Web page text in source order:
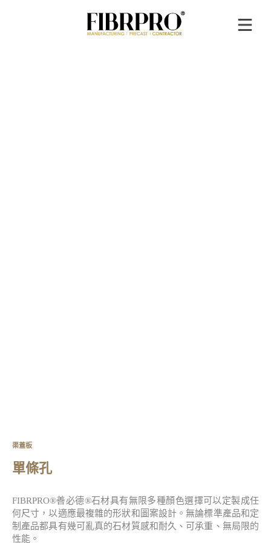
渠蓋板
單條孔
FIBRPRO®善必德®石材具有無限多種顏色選擇可以定製成任
何尺寸，以適應最複雜的形狀和圖案設計。無論標準產品和定
制產品都具有幾可亂真的石材質感和耐久、可承重、無局限的
性能。